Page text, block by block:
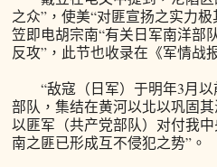
之众”，使美“对匪宣扬之实力
笠即电胡宗南“有关日军南洋部
反攻”，此节也收录在《军情战
“敌寇（日军）于明年3月以
部队，集结在黄河以北以巩固
以匪军（共产党部队）对付我
南之匪已形成互不侵犯之势”。